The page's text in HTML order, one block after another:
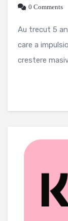
0 Comments
Au trecut 5
care a
crestere